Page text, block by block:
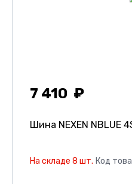
7 410
Шина NEXEN NBLUE
На складе 8 шт. Код